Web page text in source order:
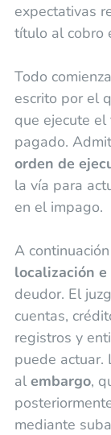
expectativas
título al cobro
Todo
escrito por el
que ejecute
pagado.
orden de
la vía para
en el impago.
A
localización
deudor. El
cuentas,
registros y
puede actuar.
al embargo,
mediante